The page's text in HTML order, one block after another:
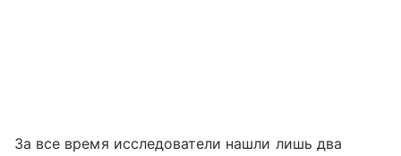
За все время исследователи нашли лишь два